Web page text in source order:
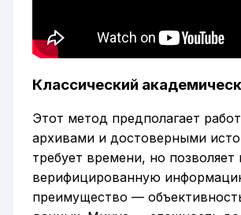
Классический
Этот метод предполагает
архивами и достоверными
требует времени, но позволяет
верифицированную
преимущество —